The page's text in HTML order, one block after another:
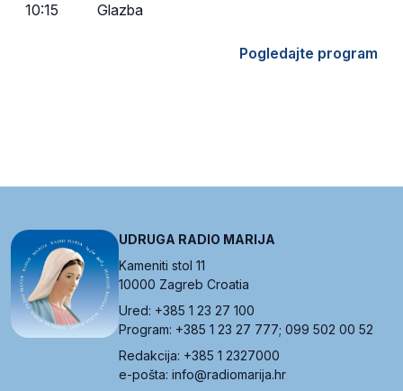
10:15 Glazba
Pogledajte program
UDRUGA RADIO MARIJA
Kameniti stol 11
10000 Zagreb Croatia
Ured: +385 1 23 27 100
Program: +385 1 23 27 777; 099 502 00 52
Redakcija: +385 1 2327000
e-pošta: info@radiomarija.hr